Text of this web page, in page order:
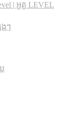
| អូតូ LEVEL
ងៗ